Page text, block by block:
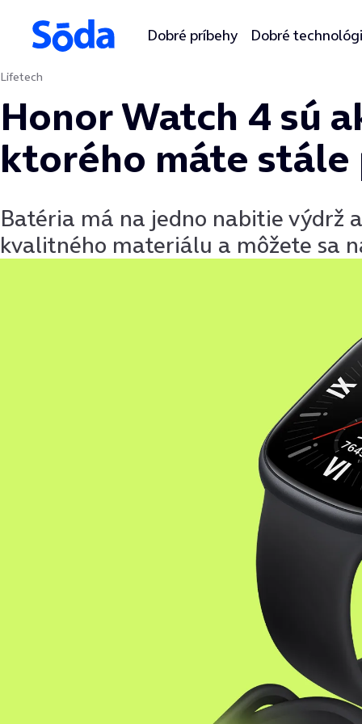
Preskočiť na obsah
Dobré príbehy Dobré
Lifetech
Honor Watch 4 sú
ktorého máte stále
Batéria má na jedno nabitie výdrž
kvalitného materiálu a môžete sa